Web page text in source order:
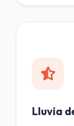
Lluvia